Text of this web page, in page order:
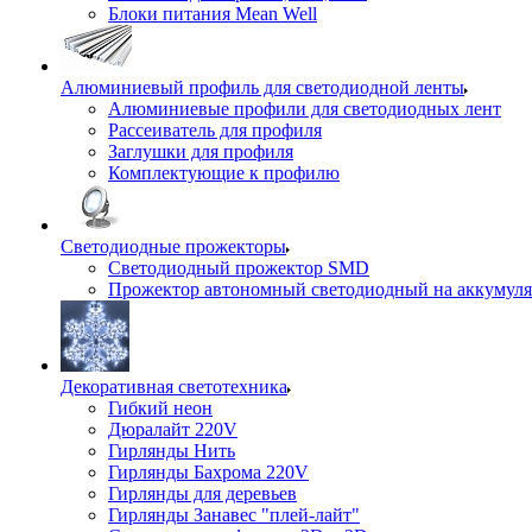
Блоки питания Mean Well
Алюминиевый профиль для светодиодной ленты
Алюминиевые профили для светодиодных лент
Рассеиватель для профиля
Заглушки для профиля
Комплектующие к профилю
Светодиодные прожекторы
Светодиодный прожектор SMD
Прожектор автономный светодиодный на
Декоративная светотехника
Гибкий неон
Дюралайт 220V
Гирлянды Нить
Гирлянды Бахрома 220V
Гирлянды для деревьев
Гирлянды Занавес "плей-лайт"